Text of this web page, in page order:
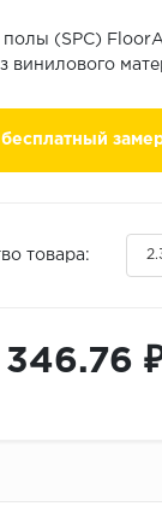
(SPC)
винилового
бесплатный
товара:
346.76